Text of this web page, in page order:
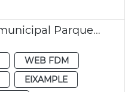
Nuevo polideportivo municipal Parque Central. Nave 1
WEB FDM
EIXAMPLE